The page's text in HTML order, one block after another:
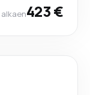
alkaen423 €